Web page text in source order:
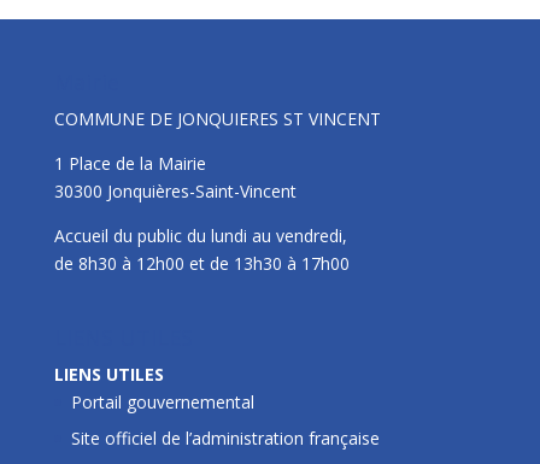
COMMUNE DE JONQUIERES ST VINCENT
1 Place de la Mairie
30300 Jonquières-Saint-Vincent
Accueil du public du lundi au vendredi,
de 8h30 à 12h00 et de 13h30 à 17h00
LIENS UTILES
Portail gouvernemental
Site officiel de l’administration française